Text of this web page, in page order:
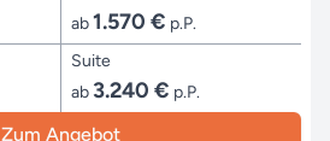
ab1.570 € p.P.
Suite
ab 3.240 € p.P.
Zum Angebot